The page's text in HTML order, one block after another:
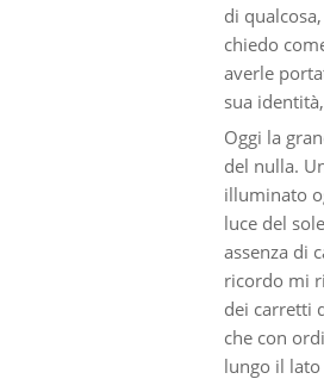
di
chiedo
averle
sua
Oggi la
del nulla.
illuminato
luce del
assenza di
ricordo mi
dei carretti
che con
lungo il